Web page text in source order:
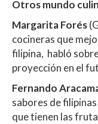
Otros mundo
Margarita Forés
cocineras que
filipina, habló
proyección en el
Fernando
sabores de
que tienen las